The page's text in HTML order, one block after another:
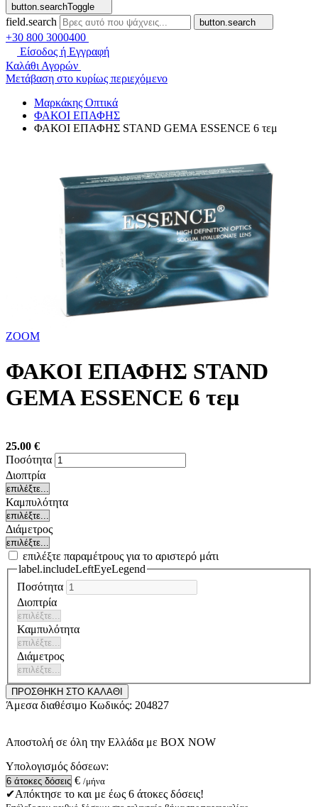
button.searchToggle
field.search button.search
+30 800 3000400
Είσοδος ή Εγγραφή
Καλάθι Αγορών
Μετάβαση στο κυρίως περιεχόμενο
Μαρκάκης Οπτικά
ΦΑΚΟΙ ΕΠΑΦΗΣ
ΦΑΚΟΙ ΕΠΑΦΗΣ STAND GEMA ESSENCE 6 τεμ
ZOOM
ΦΑΚΟΙ ΕΠΑΦΗΣ STAND
GEMA ESSENCE 6 τεμ
25.00 €
Ποσότητα
Διοπτρία
Καμπυλότητα
Διάμετρος
επιλέξτε παραμέτρους για το αριστερό μάτι
label.includeLeftEyeLegend
Ποσότητα
Διοπτρία
Καμπυλότητα
Διάμετρος
ΠΡΟΣΘΗΚΗ ΣΤΟ ΚΑΛΑΘΙ
Άμεσα διαθέσιμο Κωδικός: 204827
Αποστολή σε όλη την Ελλάδα με BOX NOW
Υπολογισμός δόσεων:
€ /μήνα
✔Απόκτησε το και με έως 6 άτοκες δόσεις!